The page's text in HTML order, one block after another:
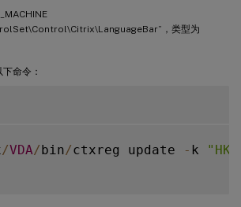
，类型为
命令：
/VDA/bin/ctxreg update - k